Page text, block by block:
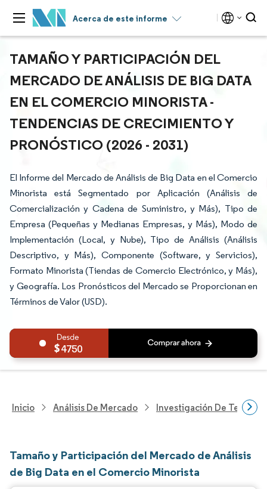
Acerca de este informe
TAMAÑO Y PARTICIPACIÓN DEL
MERCADO DE ANÁLISIS DE BIG DATA
EN EL COMERCIO MINORISTA -
TENDENCIAS DE CRECIMIENTO Y
PRONÓSTICO (2026 - 2031)
El Informe del Mercado de Análisis de Big Data en el Comercio
Minorista está Segmentado por Aplicación (Análisis de
Comercialización y Cadena de Suministro, y Más), Tipo de
Empresa (Pequeñas y Medianas Empresas, y Más), Modo de
Implementación (Local, y Nube), Tipo de Análisis (Análisis
Descriptivo, y Más), Componente (Software, y Servicios),
Formato Minorista (Tiendas de Comercio Electrónico, y Más),
y Geografía. Los Pronósticos del Mercado se Proporcionan en
Términos de Valor (USD).
4750
Inicio Análisis De Mercado Investigación De
Tamaño y Participación del Mercado de Análisis
de Big Data en el Comercio Minorista